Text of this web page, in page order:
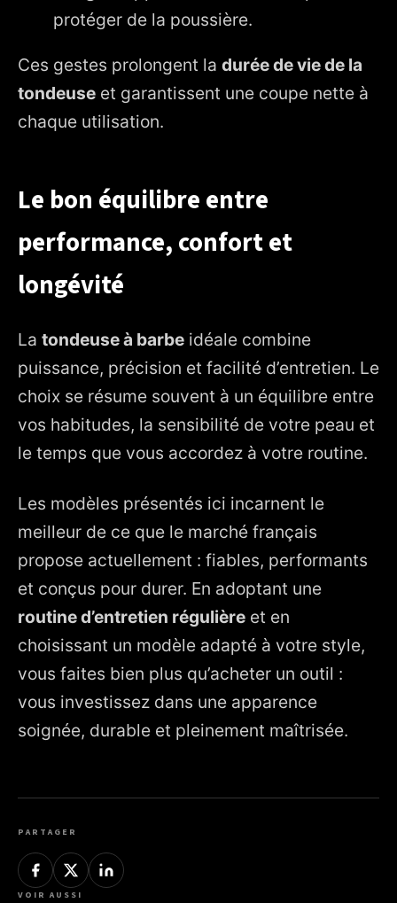
protéger de la poussière.
Ces gestes prolongent la durée de vie de la
tondeuse et garantissent une coupe nette à
chaque utilisation.
Le bon équilibre entre
performance, confort et
longévité
La tondeuse à barbe idéale combine
puissance, précision et facilité d’entretien. Le
choix se résume souvent à un équilibre entre
vos habitudes, la sensibilité de votre peau et
le temps que vous accordez à votre routine.
Les modèles présentés ici incarnent le
meilleur de ce que le marché français
propose actuellement : fiables, performants
et conçus pour durer. En adoptant une
routine d’entretien régulière et en
choisissant un modèle adapté à votre style,
vous faites bien plus qu’acheter un outil :
vous investissez dans une apparence
soignée, durable et pleinement maîtrisée.
PARTAGER
VOIR AUSSI